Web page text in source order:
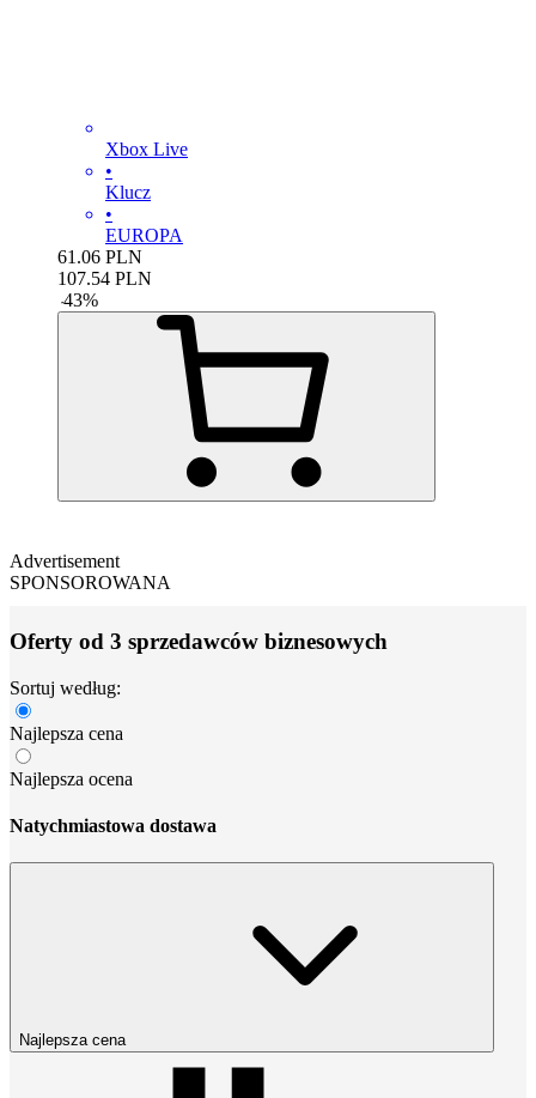
Xbox Live
•
Klucz
•
EUROPA
61.06 PLN
107.54 PLN
-43%
Advertisement
SPONSOROWANA
Oferty od 3 sprzedawców biznesowych
Sortuj według:
Najlepsza cena
Najlepsza ocena
Natychmiastowa dostawa
Najlepsza cena